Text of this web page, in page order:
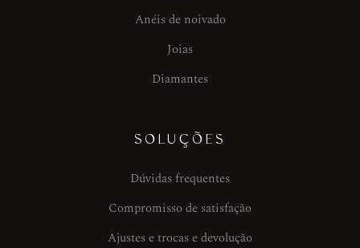
Anéis de noivado
Joias
Diamantes
SOLUÇÕES
Dúvidas frequentes
Compromisso de satisfação
Ajustes e trocas e devolução